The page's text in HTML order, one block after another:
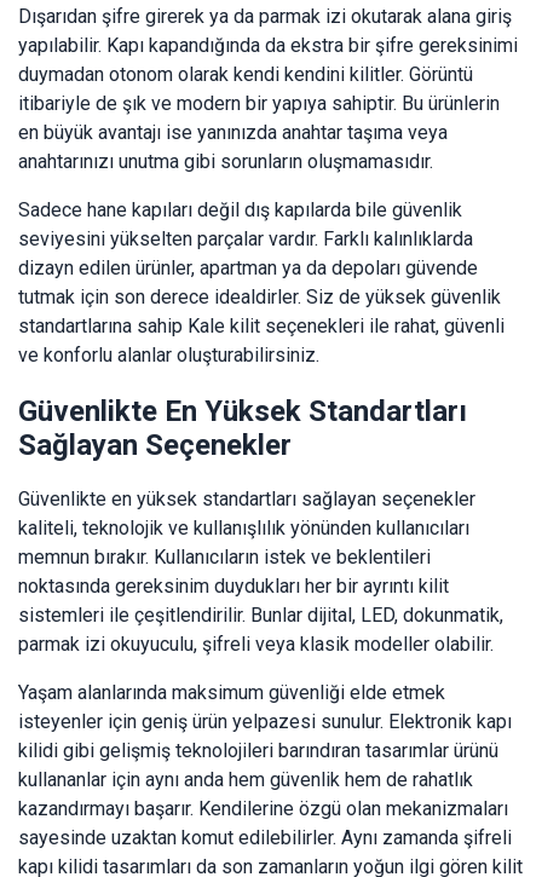
Dışarıdan şifre girerek ya da parmak izi okutarak alana giriş
yapılabilir. Kapı kapandığında da ekstra bir şifre gereksinimi
duymadan otonom olarak kendi kendini kilitler. Görüntü
itibariyle de şık ve modern bir yapıya sahiptir. Bu ürünlerin
en büyük avantajı ise yanınızda anahtar taşıma veya
anahtarınızı unutma gibi sorunların oluşmamasıdır.
Sadece hane kapıları değil dış kapılarda bile güvenlik
seviyesini yükselten parçalar vardır. Farklı kalınlıklarda
dizayn edilen ürünler, apartman ya da depoları güvende
tutmak için son derece idealdirler. Siz de yüksek güvenlik
standartlarına sahip Kale kilit seçenekleri ile rahat, güvenli
ve konforlu alanlar oluşturabilirsiniz.
Güvenlikte En Yüksek Standartları
Sağlayan Seçenekler
Güvenlikte en yüksek standartları sağlayan seçenekler
kaliteli, teknolojik ve kullanışlılık yönünden kullanıcıları
memnun bırakır. Kullanıcıların istek ve beklentileri
noktasında gereksinim duydukları her bir ayrıntı kilit
sistemleri ile çeşitlendirilir. Bunlar dijital, LED, dokunmatik,
parmak izi okuyuculu, şifreli veya klasik modeller olabilir.
Yaşam alanlarında maksimum güvenliği elde etmek
isteyenler için geniş ürün yelpazesi sunulur. Elektronik kapı
kilidi gibi gelişmiş teknolojileri barındıran tasarımlar ürünü
kullananlar için aynı anda hem güvenlik hem de rahatlık
kazandırmayı başarır. Kendilerine özgü olan mekanizmaları
sayesinde uzaktan komut edilebilirler. Aynı zamanda şifreli
kapı kilidi tasarımları da son zamanların yoğun ilgi gören kilit